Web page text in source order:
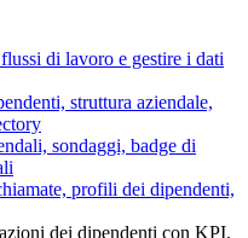
di lavoro e gestire i dati
struttura aziendale,
sondaggi, badge di
profili dei dipendenti,
dei dipendenti con KPI,